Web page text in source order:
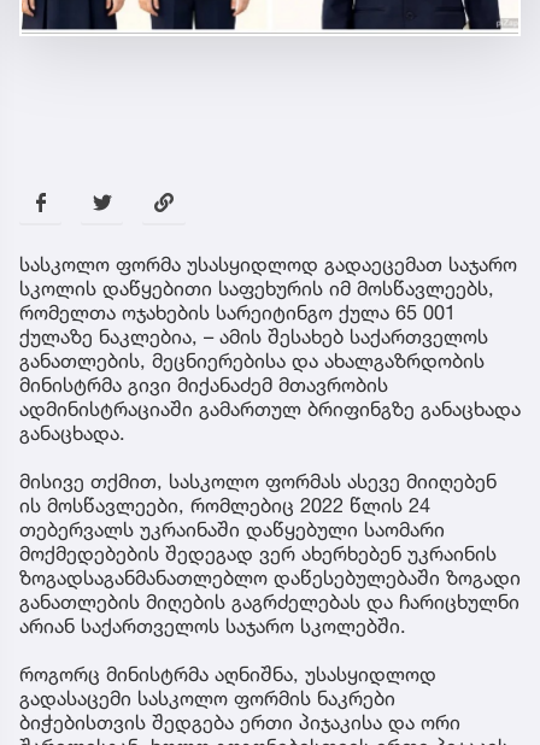
სასკოლო ფორმა უსასყიდლოდ გადაეცემათ საჯარო
სკოლის დაწყებითი საფეხურის იმ მოსწავლეებს,
რომელთა ოჯახების სარეიტინგო ქულა 65 001
ქულაზე ნაკლებია, – ამის შესახებ საქართველოს
განათლების, მეცნიერებისა და ახალგაზრდობის
მინისტრმა გივი მიქანაძემ მთავრობის
ადმინისტრაციაში გამართულ ბრიფინგზე განაცხადა
განაცხადა.
მისივე თქმით, სასკოლო ფორმას ასევე მიიღებენ
ის მოსწავლეები, რომლებიც 2022 წლის 24
თებერვალს უკრაინაში დაწყებული საომარი
მოქმედებების შედეგად ვერ ახერხებენ უკრაინის
ზოგადსაგანმანათლებლო დაწესებულებაში ზოგადი
განათლების მიღების გაგრძელებას და ჩარიცხულნი
არიან საქართველოს საჯარო სკოლებში.
როგორც მინისტრმა აღნიშნა, უსასყიდლოდ
გადასაცემი სასკოლო ფორმის ნაკრები
ბიჭებისთვის შედგება ერთი პიჯაკისა და ორი